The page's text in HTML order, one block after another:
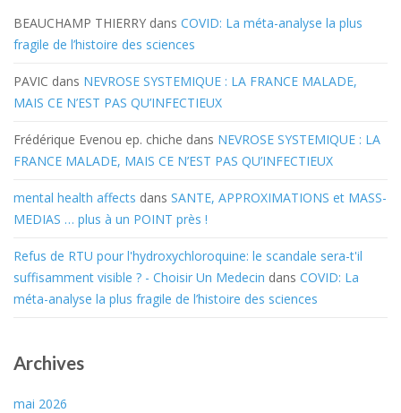
BEAUCHAMP THIERRY dans COVID: La méta-analyse la plus
fragile de l’histoire des sciences
PAVIC dans NEVROSE SYSTEMIQUE : LA FRANCE MALADE,
MAIS CE N’EST PAS QU’INFECTIEUX
Frédérique Evenou ep. chiche dans NEVROSE SYSTEMIQUE : LA
FRANCE MALADE, MAIS CE N’EST PAS QU’INFECTIEUX
mental health affects dans SANTE, APPROXIMATIONS et MASS-
MEDIAS … plus à un POINT près !
Refus de RTU pour l'hydroxychloroquine: le scandale sera-t'il
suffisamment visible ? - Choisir Un Medecin dans COVID: La
méta-analyse la plus fragile de l’histoire des sciences
Archives
mai 2026